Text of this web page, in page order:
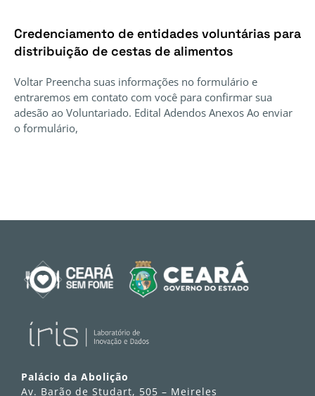
Credenciamento de entidades voluntárias para
distribuição de cestas de alimentos
Voltar Preencha suas informações no formulário e
entraremos em contato com você para confirmar sua
adesão ao Voluntariado. Edital Adendos Anexos Ao enviar
o formulário,
Palácio da Abolição
Av. Barão de Studart, 505 – Meireles